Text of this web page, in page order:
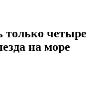
только четыре
на море